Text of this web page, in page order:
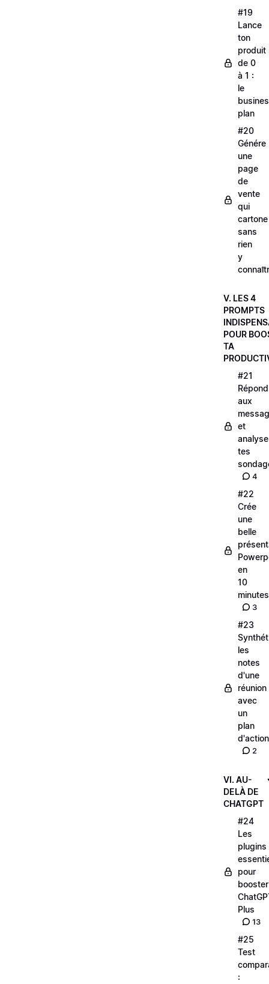
#19
Lance
ton
produit
de 0
à 1 :
le
plan
#20
Génére
une
page
de
vente
qui
cartone
sans
rien
y
V. LES 4
PROMPTS
POUR
TA
#21
aux
et
analyse
tes
4
#22
Crée
une
belle
en
10
minutes
3
#23
les
notes
d'une
réunion
avec
un
plan
d'action
2
VI. AU-
DELÀ DE
CHATGPT
#24
Les
plugins
pour
booster
Plus
13
#25
Test
: